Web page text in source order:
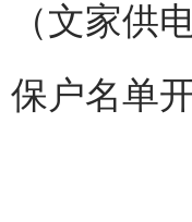
（文家供
保户名单